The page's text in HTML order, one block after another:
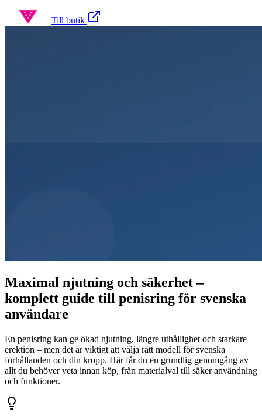
Till butik
Maximal njutning och säkerhet –
komplett guide till penisring för svenska
användare
En penisring kan ge ökad njutning, längre uthållighet och starkare
erektion – men det är viktigt att välja rätt modell för svenska
förhållanden och din kropp. Här får du en grundlig genomgång av
allt du behöver veta innan köp, från materialval till säker användning
och funktioner.